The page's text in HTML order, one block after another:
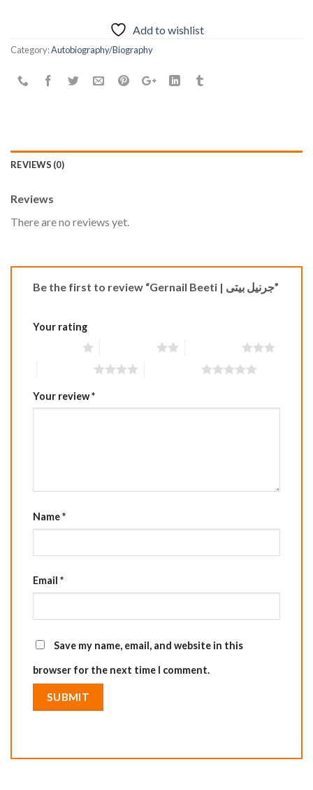
Add to wishlist
Category:Autobiography/Biography
REVIEWS (0)
Reviews
There are no reviews yet.
Be the first to review “Gernail Beeti | جرنیل بیتی”
Your rating
Your review*
Name*
Email *
Save my name, email, and website in this
browser for the next time I comment.